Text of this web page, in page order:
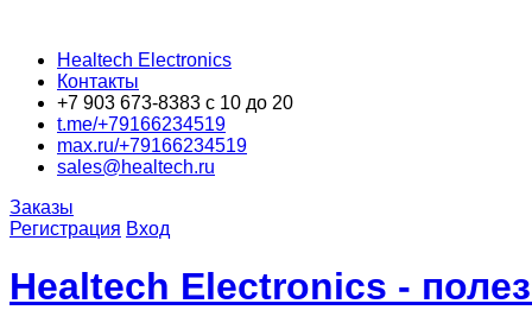
Healtech Electronics
Контакты
+7 903 673-8383 с 10 до 20
t.me/+79166234519
max.ru/+79166234519
sales@healtech.ru
Заказы
Регистрация Вход
Healtech Electronics -